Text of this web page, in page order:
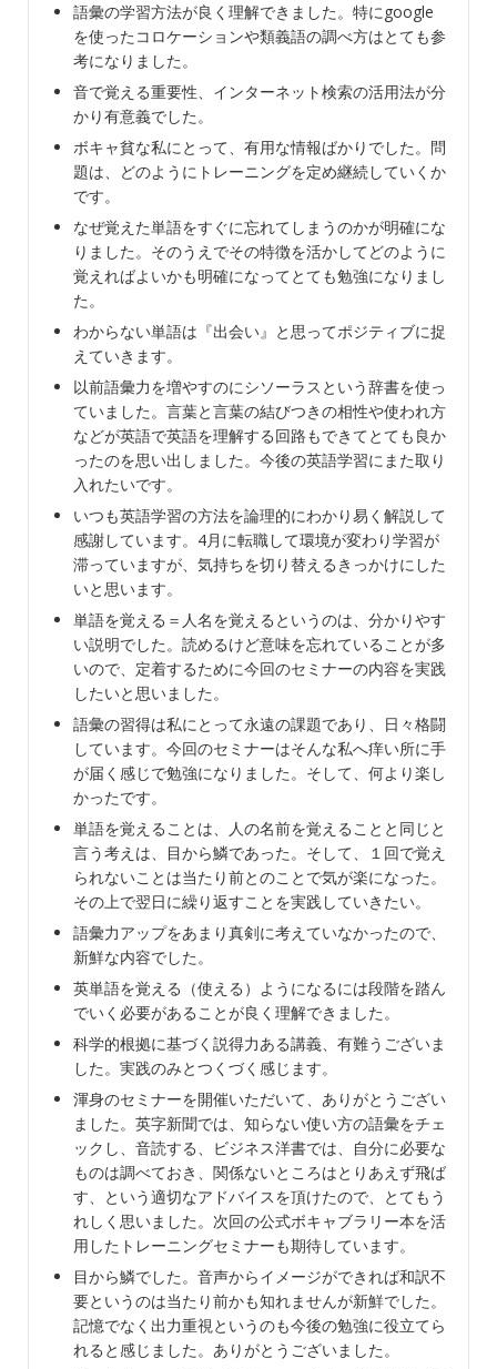
語彙の学習方法が良く理解できました。特にgoogle
を使ったコロケーションや類義語の調べ方はとても参
考になりました。
音で覚える重要性、インターネット検索の活用法が分
かり有意義でした。
ボキャ貧な私にとって、有用な情報ばかりでした。問
題は、どのようにトレーニングを定め継続していくか
です。
なぜ覚えた単語をすぐに忘れてしまうのかが明確にな
りました。そのうえでその特徴を活かしてどのように
覚えればよいかも明確になってとても勉強になりまし
た。
わからない単語は『出会い』と思ってポジティブに捉
えていきます。
以前語彙力を増やすのにシソーラスという辞書を使っ
ていました。言葉と言葉の結びつきの相性や使われ方
などが英語で英語を理解する回路もできてとても良か
ったのを思い出しました。今後の英語学習にまた取り
入れたいです。
いつも英語学習の方法を論理的にわかり易く解説して
感謝しています。4月に転職して環境が変わり学習が
滞っていますが、気持ちを切り替えるきっかけにした
いと思います。
単語を覚える＝人名を覚えるというのは、分かりやす
い説明でした。読めるけど意味を忘れていることが多
いので、定着するために今回のセミナーの内容を実践
したいと思いました。
語彙の習得は私にとって永遠の課題であり、日々格闘
しています。今回のセミナーはそんな私へ痒い所に手
が届く感じで勉強になりました。そして、何より楽し
かったです。
単語を覚えることは、人の名前を覚えることと同じと
言う考えは、目から鱗であった。そして、１回で覚え
られないことは当たり前とのことで気が楽になった。
その上で翌日に繰り返すことを実践していきたい。
語彙力アップをあまり真剣に考えていなかったので、
新鮮な内容でした。
英単語を覚える（使える）ようになるには段階を踏ん
でいく必要があることが良く理解できました。
科学的根拠に基づく説得力ある講義、有難うございま
した。実践のみとつくづく感じます。
渾身のセミナーを開催いただいて、ありがとうござい
ました。英字新聞では、知らない使い方の語彙をチェ
ックし、音読する、ビジネス洋書では、自分に必要な
ものは調べておき、関係ないところはとりあえず飛ば
す、という適切なアドバイスを頂けたので、とてもう
れしく思いました。次回の公式ボキャブラリー本を活
用したトレーニングセミナーも期待しています。
目から鱗でした。音声からイメージができれば和訳不
要というのは当たり前かも知れませんが新鮮でした。
記憶でなく出力重視というのも今後の勉強に役立てら
れると感じました。ありがとうございました。